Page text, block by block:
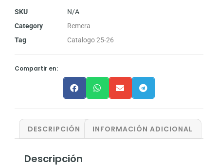
SKU
N/A
Category
Remera
Tag
Catalogo 25-26
Compartir en:
DESCRIPCIÓN INFORMACIÓN ADICIONAL
Descripción